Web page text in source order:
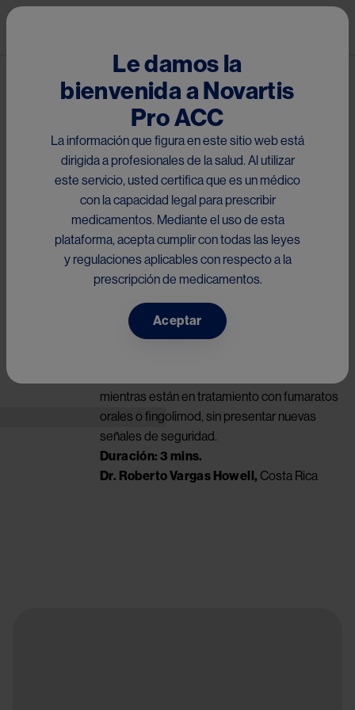
Pasar al contenido principal
Congreso ECTRIMS 2025
Seguridad y eficacia de Ofatumumab en EMRR con
reactivación de la enfermedad estando en tratamiento con
Fumaratos o Fingolimod (orales): Estudio ARTIOS.
Something went wrong
Try again
mientras están en tratamiento con fumaratos
orales o fingolimod, sin presentar nuevas
señales de seguridad.
Duración: 3 mins.
Dr. Roberto Vargas Howell, Costa Rica
Le damos la
bienvenida a Novartis
Pro ACC
La información que figura en este sitio web está
dirigida a profesionales de la salud. Al utilizar
este servicio, usted certifica que es un médico
con la capacidad legal para prescribir
medicamentos. Mediante el uso de esta
plataforma, acepta cumplir con todas las leyes
y regulaciones aplicables con respecto a la
prescripción de medicamentos.
Aceptar